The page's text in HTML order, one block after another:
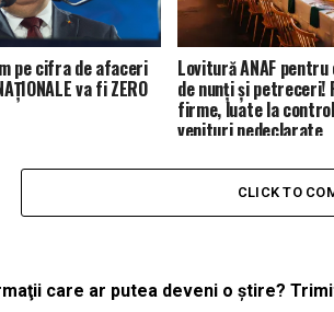
pe cifra de afaceri
va fi ZERO
Lovitură ANAF
de nunți și petreceri!
firme, luate la
venituri nedeclarate
CLICK TO
care ar putea deveni o ştire?